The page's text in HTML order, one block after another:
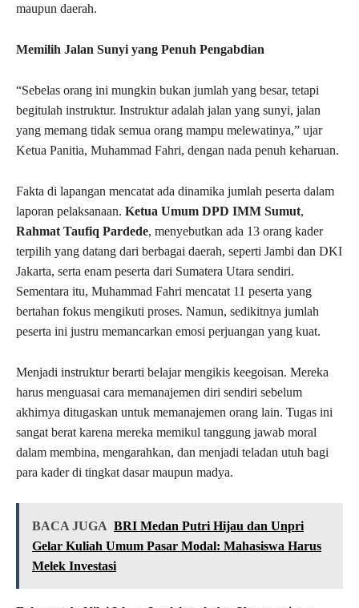
maupun daerah.
Memilih Jalan Sunyi yang Penuh Pengabdian
“Sebelas orang ini mungkin bukan jumlah yang besar, tetapi
begitulah instruktur. Instruktur adalah jalan yang sunyi, jalan
yang memang tidak semua orang mampu melewatinya,” ujar
Ketua Panitia, Muhammad Fahri, dengan nada penuh keharuan.
Fakta di lapangan mencatat ada dinamika jumlah peserta dalam
laporan pelaksanaan. Ketua Umum DPD IMM Sumut,
Rahmat Taufiq Pardede, menyebutkan ada 13 orang kader
terpilih yang datang dari berbagai daerah, seperti Jambi dan DKI
Jakarta, serta enam peserta dari Sumatera Utara sendiri.
Sementara itu, Muhammad Fahri mencatat 11 peserta yang
bertahan fokus mengikuti proses. Namun, sedikitnya jumlah
peserta ini justru memancarkan emosi perjuangan yang kuat.
Menjadi instruktur berarti belajar mengikis keegoisan. Mereka
harus menguasai cara memanajemen diri sendiri sebelum
akhirnya ditugaskan untuk memanajemen orang lain. Tugas ini
sangat berat karena mereka memikul tanggung jawab moral
dalam membina, mengarahkan, dan menjadi teladan utuh bagi
para kader di tingkat dasar maupun madya.
BACA JUGA BRI Medan Putri Hijau dan Unpri
Gelar Kuliah Umum Pasar Modal: Mahasiswa Harus
Melek Investasi